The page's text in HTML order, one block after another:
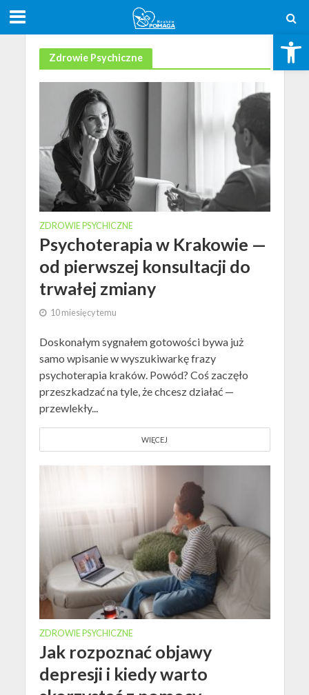
Otwórz pasek narzędzi
Zdrowie Psychiczne
ZDROWIE PSYCHICZNE
Psychoterapia w Krakowie —
od pierwszej konsultacji do
trwałej zmiany
10 miesięcy temu
Doskonałym sygnałem gotowości bywa już
samo wpisanie w wyszukiwarkę frazy
psychoterapia kraków. Powód? Coś zaczęło
przeszkadzać na tyle, że chcesz działać —
przewlekły...
WIĘCEJ
ZDROWIE PSYCHICZNE
Jak rozpoznać objawy
depresji i kiedy warto